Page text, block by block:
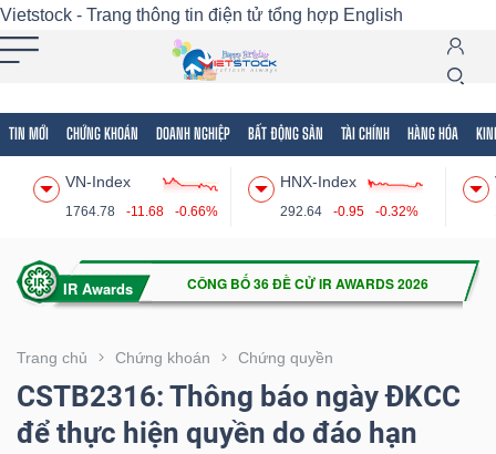
Vietstock - Trang thông tin điện tử tổng hợp English
TIN MỚI CHỨNG KHOÁN DOANH NGHIỆP BẤT ĐỘNG SẢN TÀI CHÍNH HÀNG HÓA
VN-Index
1764.78 -11.68 -0.66%
HNX-Index
292.64 -0.95 -0.32%
Trang chủ Chứng khoán Chứng quyền
CSTB2316: Thông báo ngày ĐKCC
để thực hiện quyền do đáo hạn
Tất cả Tính năng Ngành Mã chứng khoán
Tính
(-)
VIETSTOCK
CHỨNG